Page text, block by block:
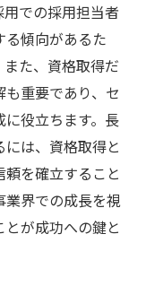
での採用担当者
傾向があるた
た、資格取得だ
重要であり、セ
役立ちます。長
は、資格取得と
を確立すること
業界での成長を視
が成功への鍵と